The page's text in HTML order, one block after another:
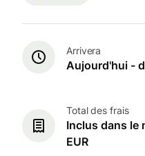
Arrivera
Aujourd'hui -
Total des frais
Inclus dans le
EUR